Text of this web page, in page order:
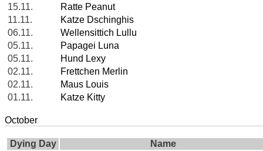
15.11.
Ratte Peanut
11.11.
Katze Dschinghis
06.11.
Wellensittich Lullu
05.11.
Papagei Luna
05.11.
Hund Lexy
02.11.
Frettchen Merlin
02.11.
Maus Louis
01.11.
Katze Kitty
October
Dying Day
Name